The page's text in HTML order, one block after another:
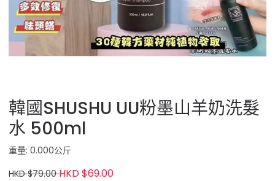
韓國SHUSHU UU粉墨山羊奶洗髮
水 500ml
重量: 0.000公斤
HKD $79.00HKD $69.00